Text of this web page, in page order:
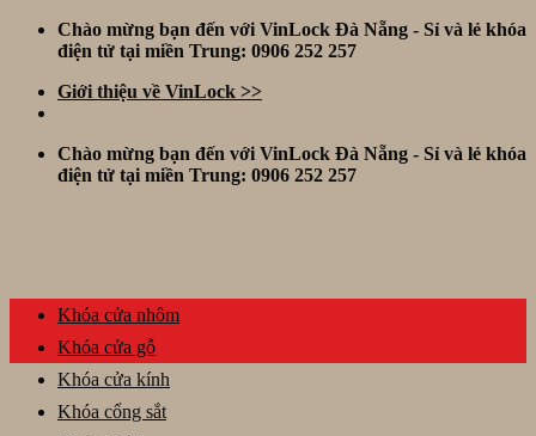
Skip
Chào mừng bạn đến với VinLock Đà Nẵng - Sỉ và lẻ khóa
điện tử tại miền Trung: 0906 252 257
Giới thiệu về VinLock >>
Chào mừng bạn đến với VinLock Đà Nẵng - Sỉ và lẻ khóa
điện tử tại miền Trung: 0906 252 257
Khóa cửa nhôm
Khóa cửa gỗ
Khóa cửa kính
Khóa cổng sắt